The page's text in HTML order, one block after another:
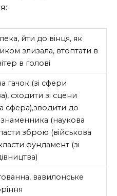
йти до вінця, як
злизала, втоптати в
в голові
гачок (зі сфери
сходити зі сцени
сфера),зводити до
знаменника (наукова
зброю (військова
фундамент (зі
вавилонське